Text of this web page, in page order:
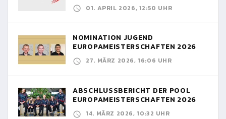
01. APRIL 2026, 12:50 UHR
NOMINATION JUGEND
EUROPAMEISTERSCHAFTEN 2026
27. MÄRZ 2026, 16:06 UHR
ABSCHLUSSBERICHT DER POOL
EUROPAMEISTERSCHAFTEN 2026
14. MÄRZ 2026, 10:32 UHR